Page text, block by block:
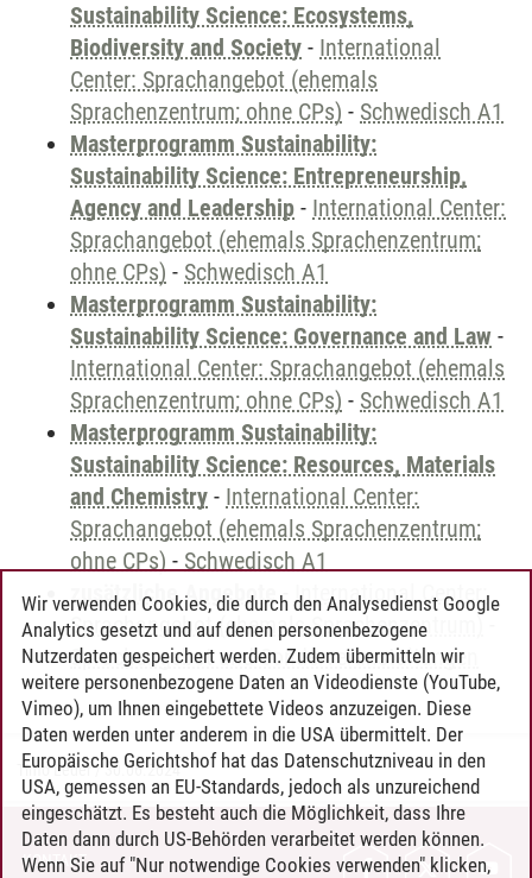
Sustainability Science: Ecosystems,
Biodiversity and Society - International
Center: Sprachangebot (ehemals
Sprachenzentrum; ohne CPs) - Schwedisch A1
Masterprogramm Sustainability:
Sustainability Science: Entrepreneurship,
Agency and Leadership - International Center:
Sprachangebot (ehemals Sprachenzentrum;
ohne CPs) - Schwedisch A1
Masterprogramm Sustainability:
Sustainability Science: Governance and Law -
International Center: Sprachangebot (ehemals
Sprachenzentrum; ohne CPs) - Schwedisch A1
Masterprogramm Sustainability:
Sustainability Science: Resources, Materials
and Chemistry - International Center:
Sprachangebot (ehemals Sprachenzentrum;
ohne CPs) - Schwedisch A1
zusätzliche Angebote- International Center:
Sprachangebot (ehemals Sprachenzentrum)
Sprachangebot und Sonderveranstaltungen
Timo Leder/30.06.2024
KONTAKT
Wir verwenden Cookies, die durch den Analysedienst Google
Analytics gesetzt und auf denen personenbezogene
Nutzerdaten gespeichert werden. Zudem übermitteln wir
weitere personenbezogene Daten an Videodienste (YouTube,
Vimeo), um Ihnen eingebettete Videos anzuzeigen. Diese
Daten werden unter anderem in die USA übermittelt. Der
Europäische Gerichtshof hat das Datenschutzniveau in den
USA, gemessen an EU-Standards, jedoch als unzureichend
eingeschätzt. Es besteht auch die Möglichkeit, dass Ihre
Daten dann durch US-Behörden verarbeitet werden können.
Wenn Sie auf "Nur notwendige Cookies verwenden" klicken,